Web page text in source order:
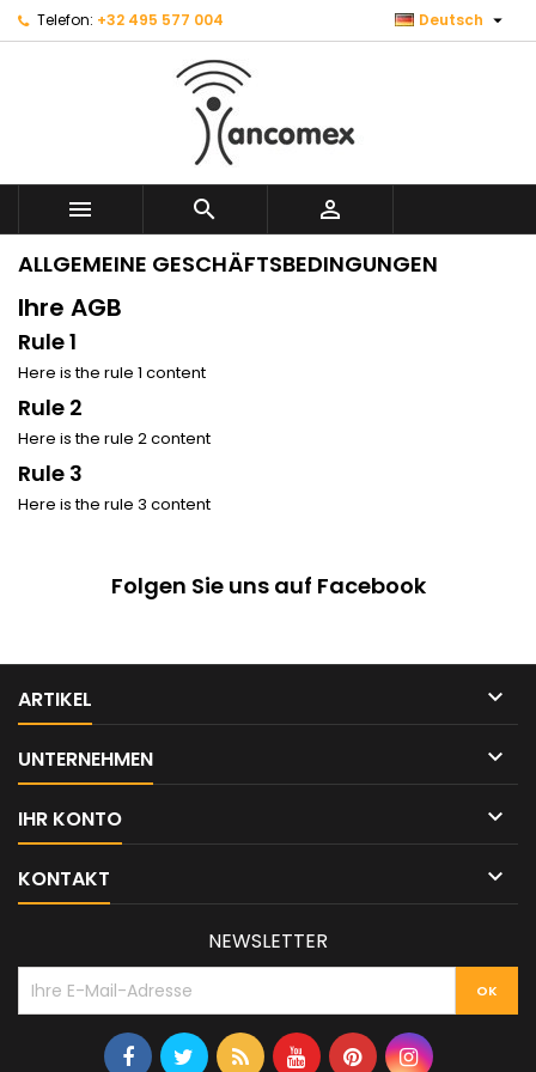
Telefon: +32 495 577 004 Deutsch 
  
ALLGEMEINE GESCHÄFTSBEDINGUNGEN
Ihre AGB
Rule 1
Here is the rule 1 content
Rule 2
Here is the rule 2 content
Rule 3
Here is the rule 3 content
Folgen Sie uns auf Facebook
ARTIKEL 
UNTERNEHMEN 
IHR KONTO 
KONTAKT 
NEWSLETTER